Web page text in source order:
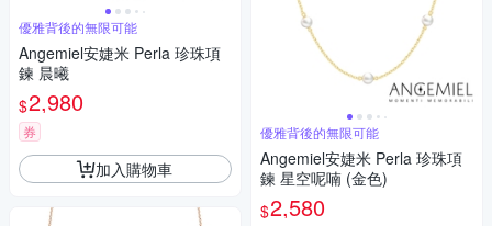
優雅背後的無限可能
Angemiel安婕米 Perla 珍珠項
鍊 晨曦
$2,980
券
加入購物車
優雅背後的無限可能
Angemiel安婕米 Perla 珍珠項
鍊 星空呢喃 (金色)
$2,580